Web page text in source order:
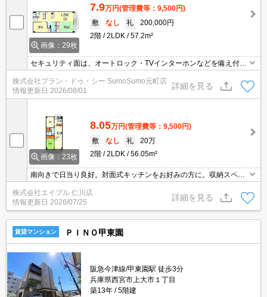
画像：29枚
7.9万円(管理費等：9,500円)
敷
なし 礼
200,000円
2階
2LDK 57.2m²
セキュリティ面は、オートロック・TVインターホンなどを備え付け
機など大変充実しております。収納はクロゼット・シューズボック
スなど豊富なので、衣類や履き物の整理がしやすく便利です。美し
株式会社プラン・ドゥ・シー SumoSumo元町店
情報更新日 2026/08/01
詳細を見る
画像：23枚
8.05万円(管理費等：9,500円)
敷
なし 礼
20万
2階
2LDK 56.05m²
南向きで日当り良好。対面式キッチンをお好みの方に。収納スペー
造。保証会社加入要(月額総支払額の50%、10,000円/年)。
株式会社エイブル 仁川店
情報更新日 2026/07/25
詳細を見る
賃貸マンション ＰＩＮＯ甲東園
阪急今津線/甲東園駅 徒歩3分
兵庫県西宮市上大市１丁目
築13年
5階建